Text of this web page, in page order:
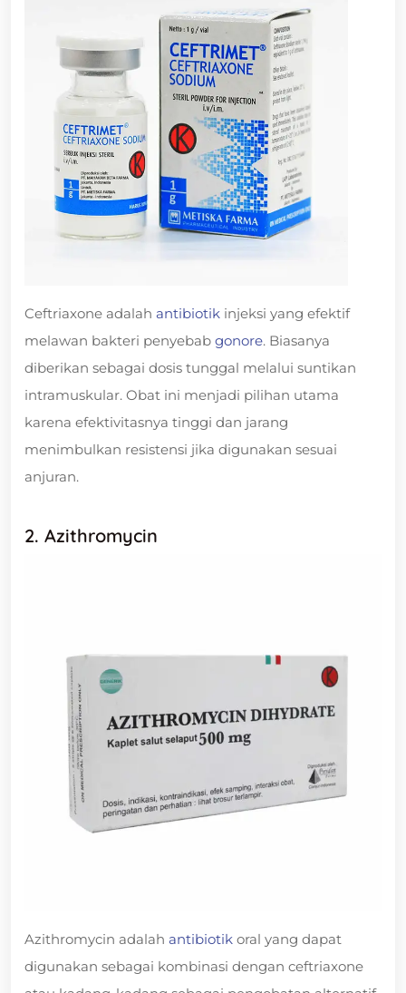
Ceftriaxone adalah antibiotik injeksi yang efektif
melawan bakteri penyebab gonore. Biasanya
diberikan sebagai dosis tunggal melalui suntikan
intramuskular. Obat ini menjadi pilihan utama
karena efektivitasnya tinggi dan jarang
menimbulkan resistensi jika digunakan sesuai
anjuran.
2. Azithromycin
Azithromycin adalah antibiotik oral yang dapat
digunakan sebagai kombinasi dengan ceftriaxone